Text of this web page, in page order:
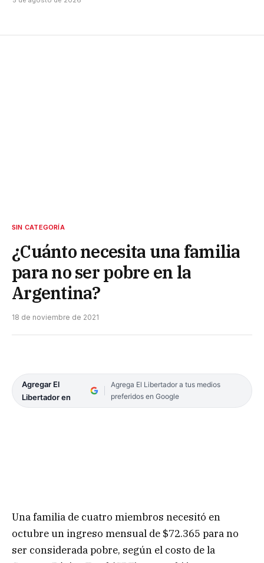
SIN CATEGORÍA
¿Cuánto necesita una familia
para no ser pobre en la
Argentina?
18 de noviembre de 2021
Agregar El
Libertador en
Agrega El Libertador a tus medios
preferidos en Google
Una familia de cuatro miembros necesitó en
octubre un ingreso mensual de $72.365 para no
ser considerada pobre, según el costo de la